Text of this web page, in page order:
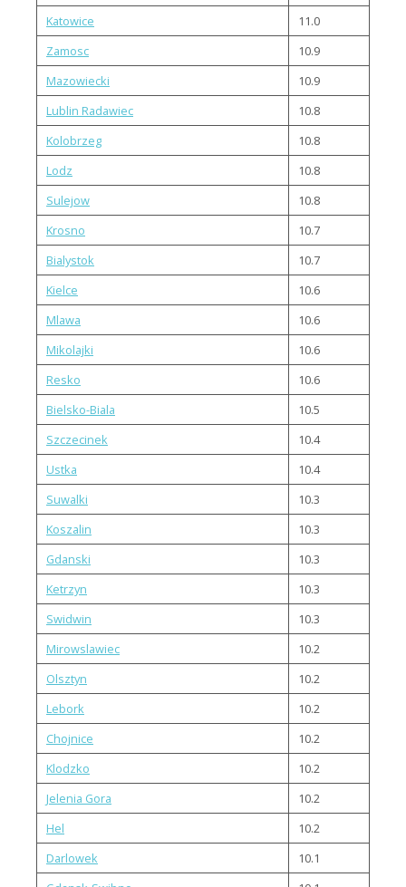
Katowice
11.0
Zamosc
10.9
Mazowiecki
10.9
Lublin Radawiec
10.8
Kolobrzeg
10.8
Lodz
10.8
Sulejow
10.8
Krosno
10.7
Bialystok
10.7
Kielce
10.6
Mlawa
10.6
Mikolajki
10.6
Resko
10.6
Bielsko-Biala
10.5
Szczecinek
10.4
Ustka
10.4
Suwalki
10.3
Koszalin
10.3
Gdanski
10.3
Ketrzyn
10.3
Swidwin
10.3
Mirowslawiec
10.2
Olsztyn
10.2
Lebork
10.2
Chojnice
10.2
Klodzko
10.2
Jelenia Gora
10.2
Hel
10.2
Darlowek
10.1